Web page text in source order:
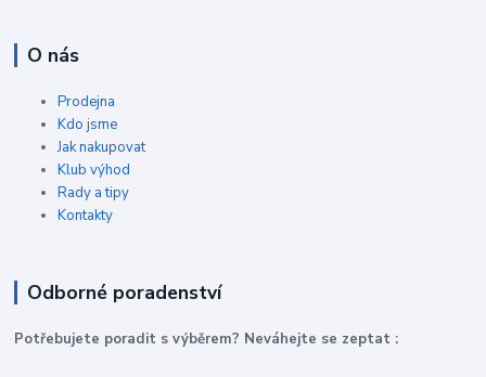
O nás
Prodejna
Kdo jsme
Jak nakupovat
Klub výhod
Rady a tipy
Kontakty
Odborné poradenství
Potřebujete poradit s výběrem? Neváhejte se zeptat :